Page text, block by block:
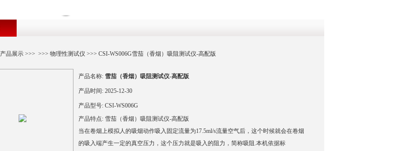
产品展示>>> >>> 物理性测试仪 >>> CSI-WS006G雪茄（香烟）吸阻测试仪-高配版
产品名称: 雪茄（香烟）吸阻测试仪-高配版
产品时间: 2025-12-30
产品型号: CSI-WS006G
产品特点: 雪茄（香烟）吸阻测试仪-高配版
当在卷烟上模拟人的吸烟动作吸入固定流量为17.5ml/s流量空气后，这个时候就会在卷烟
的吸入端产生一定的真空压力，这个压力就是吸入的阻力，简称吸阻.本机依据标